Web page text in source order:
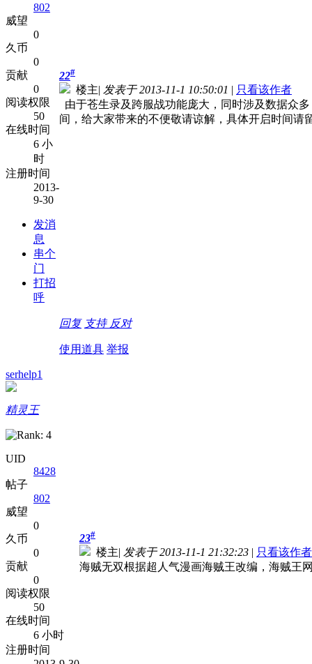
802
威望
0
久币
0
贡献
0
阅读权限
50
在线时间
6 小
时
注册时间
2013-
9-30
发消
息
串个
门
打招
呼
22#
楼主| 发表于 2013-11-1 10:50:01 | 只看该作者
由于苍生录及跨服战功能庞大，同时涉及数据众
间，给大家带来的不便敬请谅解，具体开启时间请
回复 支持 反对
使用道具 举报
serhelp1
精灵王
UID
8428
帖子
802
威望
0
久币
0
贡献
0
阅读权限
50
在线时间
6 小时
注册时间
23#
楼主| 发表于 2013-11-1 21:32:23 | 只看该作者
海贼无双根据超人气漫画海贼王改编，海贼王